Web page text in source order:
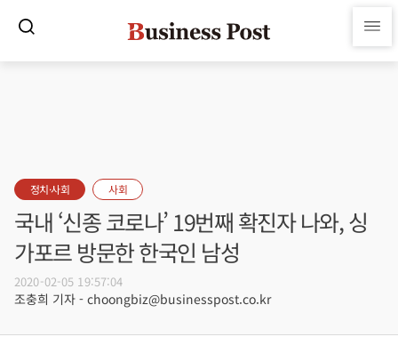
정치·사회 사회
국내 ‘신종 코로나’ 19번째 확진자 나와, 싱
가포르 방문한 한국인 남성
2020-02-05 19:57:04
조충희 기자 - choongbiz@businesspost.co.kr